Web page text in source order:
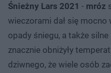
Śnieżny Lars 2021 - mróz
wieczorami dał się mocno
opady śniegu, a także
znacznie obniżyły
dziwnego, że wiele osób